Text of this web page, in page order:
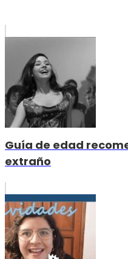
Guía de edad
extraño